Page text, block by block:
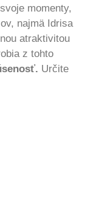
momenty,
najmä Idrisa
atraktivitou
z tohto
Určite